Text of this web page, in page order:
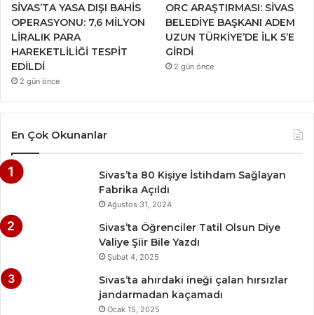
SİVAS’TA YASA DIŞI BAHİS
OPERASYONU: 7,6 MİLYON
LİRALIK PARA
HAREKETLİLİĞİ TESPİT
EDİLDİ
2 gün önce
ORC ARAŞTIRMASI: SİVAS
BELEDİYE BAŞKANI ADEM
UZUN TÜRKİYE’DE İLK 5’E
GİRDİ
2 gün önce
En Çok Okunanlar
Sivas’ta 80 Kişiye İstihdam Sağlayan
Fabrika Açıldı
Ağustos 31, 2024
Sivas’ta Öğrenciler Tatil Olsun Diye
Valiye Şiir Bile Yazdı
Şubat 4, 2025
Sivas’ta ahırdaki ineği çalan hırsızlar
jandarmadan kaçamadı
Ocak 15, 2025